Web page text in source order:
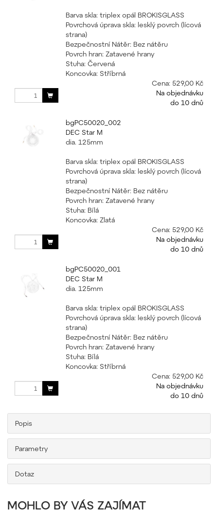
Barva skla: triplex opál BROKISGLASS
Povrchová úprava skla: lesklý povrch (lícová
strana)
Bezpečnostní Nátěr: Bez nátěru
Povrch hran: Zatavené hrany
Stuha: Červená
Koncovka: Stříbrná
Cena: 529,00 Kč
Na objednávku
do 10 dnů
bgPC50020_002
DEC Star M
dia. 125mm
Barva skla: triplex opál BROKISGLASS
Povrchová úprava skla: lesklý povrch (lícová
strana)
Bezpečnostní Nátěr: Bez nátěru
Povrch hran: Zatavené hrany
Stuha: Bílá
Koncovka: Zlatá
Cena: 529,00 Kč
Na objednávku
do 10 dnů
bgPC50020_001
DEC Star M
dia. 125mm
Barva skla: triplex opál BROKISGLASS
Povrchová úprava skla: lesklý povrch (lícová
strana)
Bezpečnostní Nátěr: Bez nátěru
Povrch hran: Zatavené hrany
Stuha: Bílá
Koncovka: Stříbrná
Cena: 529,00 Kč
Na objednávku
do 10 dnů
Popis
Parametry
Dotaz
MOHLO BY VÁS ZAJÍMAT